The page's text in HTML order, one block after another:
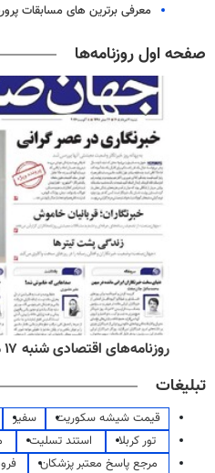
معرفی برترین های مسابقات
صفحه اول روزنامه‌ها
روزنامه‌های اقتصادی شنبه ۱۷ مرداد ۱۴۰۵
تبلیغات
قیمت شیشه سکوریت سفیر
تور کربلا
استند تسلیت
مرجع پاسخ معتبر پزشکان